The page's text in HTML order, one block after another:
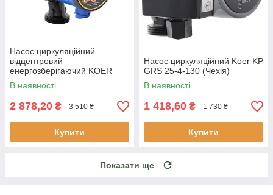
Насос циркуляційний
відцентровий
енергозберігаючий KOER
KP.N25/4-180 з гайками,
кабелем і вилкою
В наявності
2 878,20 ₴ 3 510 ₴
Купити
Насос циркуляційний Koer KP
GRS 25-4-130 (Чехія)
В наявності
1 418,60 ₴ 1 730 ₴
Купити
Показати ще